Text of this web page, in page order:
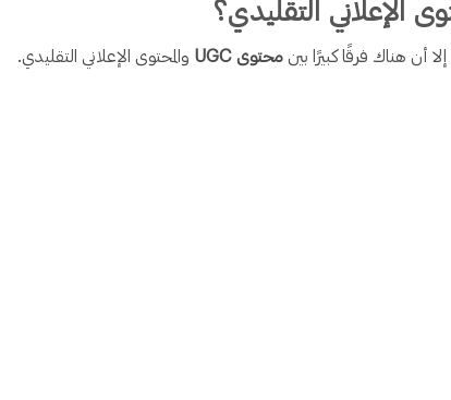
أن هناك فرقًا كبيرًا بين محتوى UGC والمحتوى الإعلاني التقليدي.